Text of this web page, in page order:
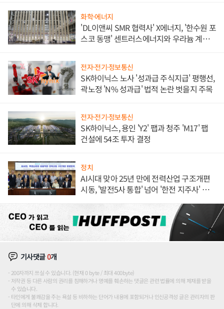
화학·에너지
'DL이앤씨 SMR 협력사' X에너지, '한수원 포
스코 동맹' 센트러스에너지와 우라늄 계약
전자·전기·정보통신
SK하이닉스 노사 '성과급 주식지급' 평행선,
곽노정 'N% 성과급' 법적 논란 벗을지 주목
전자·전기·정보통신
SK하이닉스, 용인 'Y2' 팹과 청주 'M17' 팹
건설에 54조 투자 결정
정치
AI시대 맞아 25년 만에 전력산업 구조개편
시동, '발전5사 통합' 넘어 '한전 지주사' 재편
기사댓글0개
200자까지 쓰실 수 있습니다. (현재 0 byte / 최대 400byte)
저작권 등 다른 사람의 권리를 침해하거나 명예를 훼손하는 댓글은 관련 법률에 의해 제재를 받을
수 있습니다.
타인에게 불쾌감을 주는 욕설 등 비하하는 단어가 내용에 포함되거나 인신공격성 글은 관리자의 판
단에 의해 삭제 합니다.